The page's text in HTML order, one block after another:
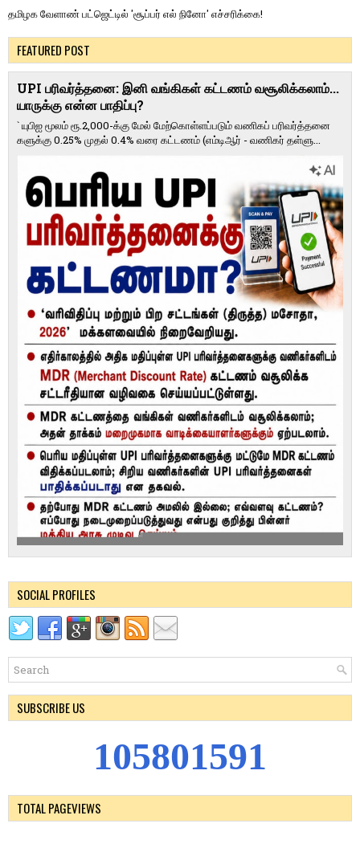
தமிழக வேளாண் பட்ஜெட்டில் 'சூப்பர் எல் நினோ' எச்சரிக்கை!
FEATURED POST
UPI பரிவர்த்தனை: இனி வங்கிகள் கட்டணம் வசூலிக்கலாம்...
யாருக்கு என்ன பாதிப்பு?
` யுபிஐ மூலம் ரூ.2,000-க்கு மேல் மேற்​கொள்​ளப்​படும் வணி​கப் பரிவர்த்​தனை​
களுக்கு 0.25% முதல் 0.4% வரை கட்​ட​ணம் (எம்​டிஆர் - வணி​கர் தள்​ளு...
SOCIAL PROFILES
SUBSCRIBE US
105801591
TOTAL PAGEVIEWS